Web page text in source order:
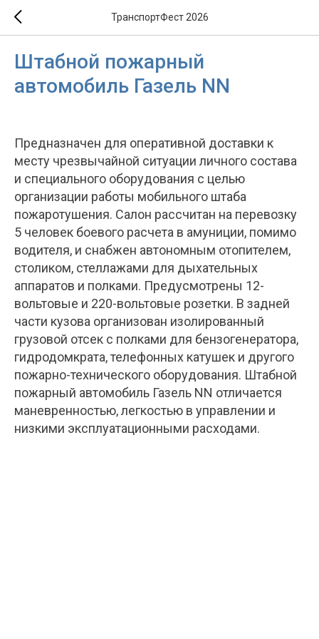
ТранспортФест 2026
Штабной пожарный
автомобиль Газель NN
Предназначен для оперативной доставки к
месту чрезвычайной ситуации личного состава
и специального оборудования с целью
организации работы мобильного штаба
пожаротушения. Салон рассчитан на перевозку
5 человек боевого расчета в амуниции, помимо
водителя, и снабжен автономным отопителем,
столиком, стеллажами для дыхательных
аппаратов и полками. Предусмотрены 12-
вольтовые и 220-вольтовые розетки. В задней
части кузова организован изолированный
грузовой отсек с полками для бензогенератора,
гидродомкрата, телефонных катушек и другого
пожарно-технического оборудования. Штабной
пожарный автомобиль Газель NN отличается
маневренностью, легкостью в управлении и
низкими эксплуатационными расходами.